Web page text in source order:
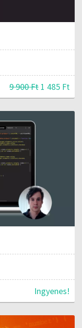
9 900 Ft 1 485 Ft
Ingyenes!